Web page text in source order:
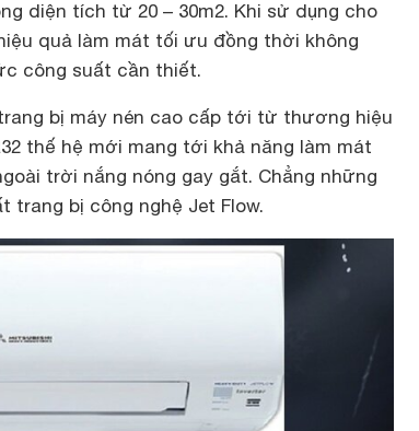
diện tích từ 20 – 30m2. Khi sử dụng cho
quả làm mát tối ưu đồng thời không
công suất cần thiết.
bị máy nén cao cấp tới từ thương hiệu
thế hệ mới mang tới khả năng làm mát
trời nắng nóng gay gắt. Chẳng những
trang bị công nghệ Jet Flow.